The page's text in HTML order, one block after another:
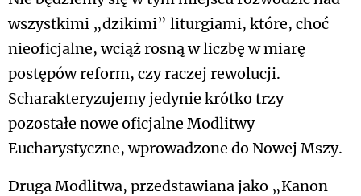
wszystkimi „dzikimi” liturgiami, które, choć
nieoficjalne, wciąż rosną w liczbę w miarę
postępów reform, czy raczej rewolucji.
Scharakteryzujemy jedynie krótko trzy
pozostałe nowe oficjalne Modlitwy
Eucharystyczne, wprowadzone do Nowej Mszy.
Druga Modlitwa, przedstawiana jako „Kanon